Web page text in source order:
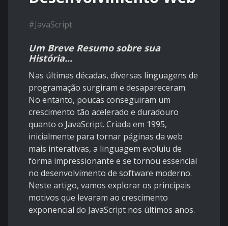
#JavaScript
Um Breve Resumo sobre sua
História...
Nas últimas décadas, diversas linguagens de
programação surgiram e desapareceram.
No entanto, poucas conseguiram um
crescimento tão acelerado e duradouro
quanto o JavaScript. Criada em 1995,
inicialmente para tornar páginas da web
mais interativas, a linguagem evoluiu de
forma impressionante e se tornou essencial
no desenvolvimento de software moderno.
Neste artigo, vamos explorar os principais
motivos que levaram ao crescimento
exponencial do JavaScript nos últimos anos.